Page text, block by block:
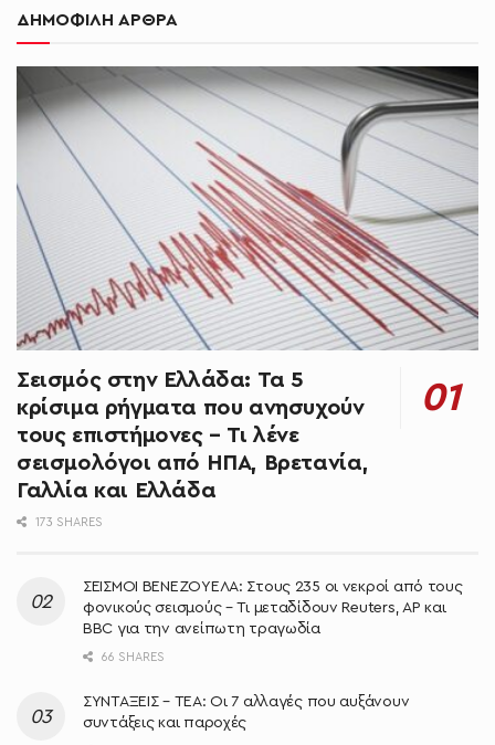
ΔΗΜΟΦΙΛΗ ΑΡΘΡΑ
Σεισμός στην Ελλάδα: Τα 5
κρίσιμα ρήγματα που ανησυχούν
τους επιστήμονες – Τι λένε
σεισμολόγοι από ΗΠΑ, Βρετανία,
Γαλλία και Ελλάδα
173 SHARES
ΣΕΙΣΜΟΙ ΒΕΝΕΖΟΥΕΛΑ: Στους 235 οι νεκροί από τους
φονικούς σεισμούς – Τι μεταδίδουν Reuters, AP και
BBC για την ανείπωτη τραγωδία
66 SHARES
ΣΥΝΤΑΞΕΙΣ – ΤΕΑ: Οι 7 αλλαγές που αυξάνουν
συντάξεις και παροχές